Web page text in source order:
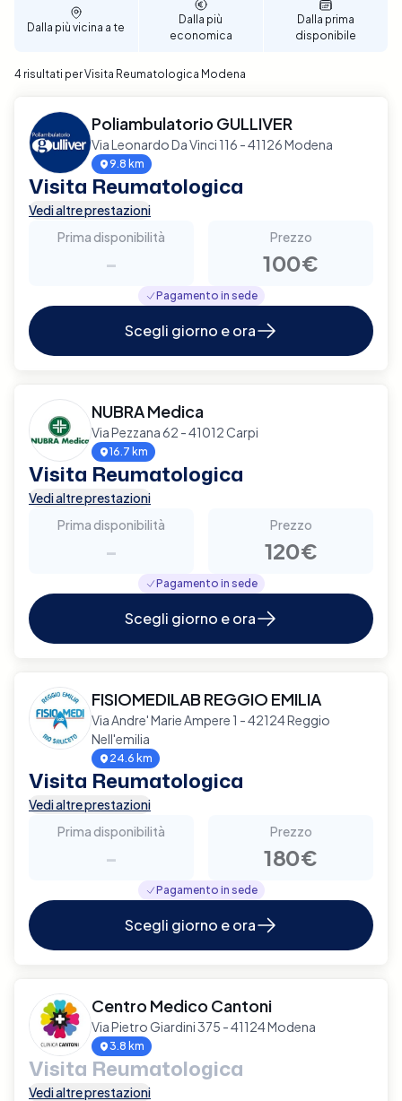
ricevere il trattamento più adeguato a Modena.
Dalla più vicina a te
Dalla più
economica
Dalla prima
disponibile
4 risultati per Visita Reumatologica Modena
Poliambulatorio GULLIVER
Via Leonardo Da Vinci 116 - 41126 Modena
9.8 km
Visita Reumatologica
Vedi altre prestazioni
Prima disponibilità
-
Prezzo
100€
Pagamento in sede
Scegli giorno e ora
NUBRA Medica
Via Pezzana 62 - 41012 Carpi
16.7 km
Visita Reumatologica
Vedi altre prestazioni
Prima disponibilità
-
Prezzo
120€
Pagamento in sede
Scegli giorno e ora
FISIOMEDILAB REGGIO EMILIA
Via Andre' Marie Ampere 1 - 42124 Reggio
Nell'emilia
24.6 km
Visita Reumatologica
Vedi altre prestazioni
Prima disponibilità
-
Prezzo
180€
Pagamento in sede
Scegli giorno e ora
Centro Medico Cantoni
Via Pietro Giardini 375 - 41124 Modena
3.8 km
Visita Reumatologica
Vedi altre prestazioni